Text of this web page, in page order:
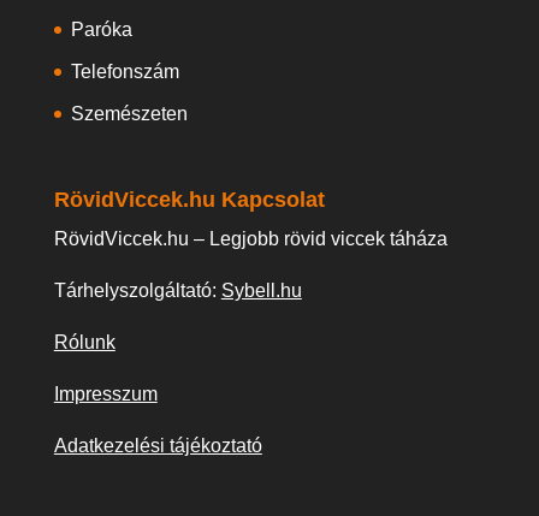
Paróka
Telefonszám
Szemészeten
RövidViccek.hu Kapcsolat
RövidViccek.hu – Legjobb rövid viccek táháza
Tárhelyszolgáltató: Sybell.hu
Rólunk
Impresszum
Adatkezelési tájékoztató